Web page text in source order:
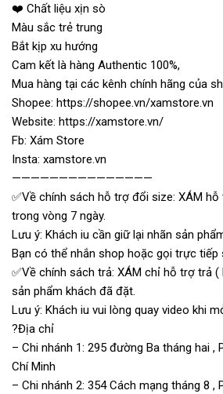
❤️ Chất liệu xịn sò
Màu sắc trẻ trung
Bắt kịp xu hướng
Cam kết là hàng Authentic 100%,
Mua hàng tại các kênh chính hãng của
Shopee: https://shopee.vn/xamstore.vn
Website: https://xamstore.vn/
Fb: Xám Store
Insta: xamstore.vn
———————————————
✅Về chính sách hỗ trợ đổi size: XÁM
trong vòng 7 ngày.
Lưu ý: Khách iu cần giữ lại nhãn sản
Bạn có thể nhắn shop hoặc gọi trực
✅Về chính sách trả: XÁM chỉ hỗ trợ trả
sản phẩm khách đã đặt.
Lưu ý: Khách iu vui lòng quay video khi
?Địa chỉ
– Chi nhánh 1: 295 đường Ba tháng hai ,
Chí Minh
– Chi nhánh 2: 354 Cách mạng tháng 8 ,